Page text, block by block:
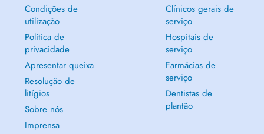
Condições de
utilização
Política de
privacidade
Apresentar queixa
Resolução de
litígios
Sobre nós
Imprensa
Clínicos gerais de
serviço
Hospitais de
serviço
Farmácias de
serviço
Dentistas de
plantão